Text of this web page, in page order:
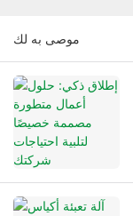
موصى به لك